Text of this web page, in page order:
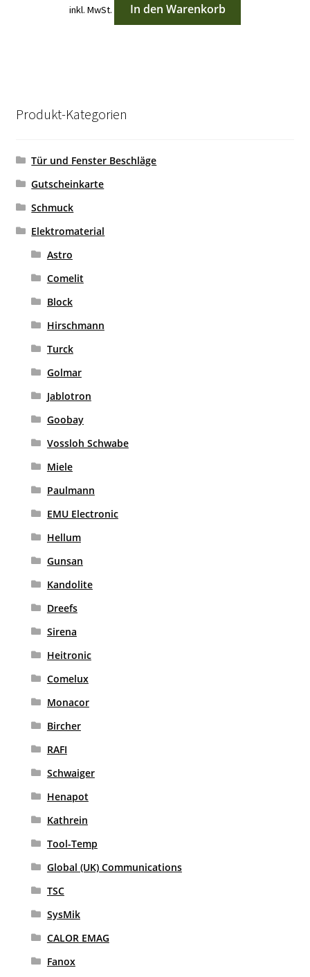
inkl. MwSt. In den Warenkorb
Produkt-Kategorien
Tür und Fenster Beschläge
Gutscheinkarte
Schmuck
Elektromaterial
Astro
Comelit
Block
Hirschmann
Turck
Golmar
Jablotron
Goobay
Vossloh Schwabe
Miele
Paulmann
EMU Electronic
Hellum
Gunsan
Kandolite
Dreefs
Sirena
Heitronic
Comelux
Monacor
Bircher
RAFI
Schwaiger
Henapot
Kathrein
Tool-Temp
Global (UK) Communications
TSC
SysMik
CALOR EMAG
Fanox